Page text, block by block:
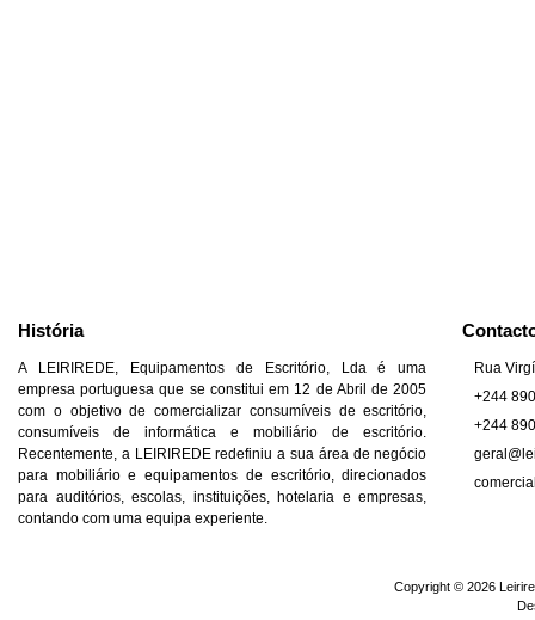
História
A LEIRIREDE, Equipamentos de Escritório, Lda é uma
empresa portuguesa que se constitui em 12 de Abril de 2005
com o objetivo de comercializar consumíveis de escritório,
consumíveis de informática e mobiliário de escritório.
Recentemente, a LEIRIREDE redefiniu a sua área de negócio
para mobiliário e equipamentos de escritório, direcionados
para auditórios, escolas, instituições, hotelaria e empresas,
contando com uma equipa experiente.
Rua
+244
+244
Copyright © 2026